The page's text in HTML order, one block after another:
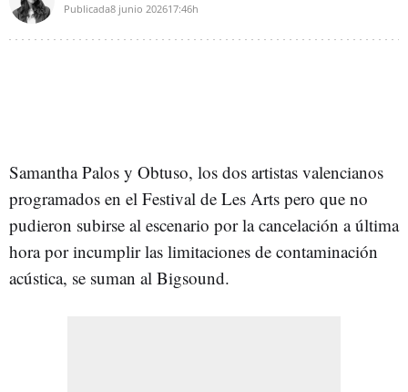
Publicada8 junio 202617:46h
Samantha Palos y Obtuso, los dos artistas valencianos
programados en el Festival de Les Arts pero que no
pudieron subirse al escenario por la cancelación a última
hora por incumplir las limitaciones de contaminación
acústica, se suman al Bigsound.